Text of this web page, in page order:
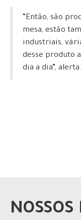
“Então, são
mesa, estão
industriais,
desse produto
dia a dia”, alerta.
NOSSOS